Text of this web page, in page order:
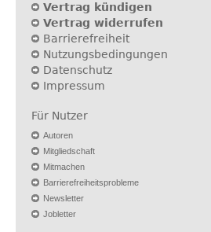
Vertrag kündigen
Vertrag widerrufen
Barrierefreiheit
Nutzungsbedingungen
Datenschutz
Impressum
Für Nutzer
Autoren
Mitgliedschaft
Mitmachen
Barrierefreiheitsprobleme
Newsletter
Jobletter